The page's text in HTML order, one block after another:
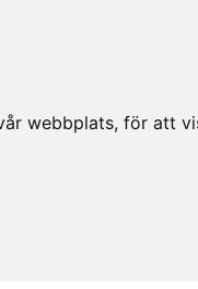
webbplats, för att